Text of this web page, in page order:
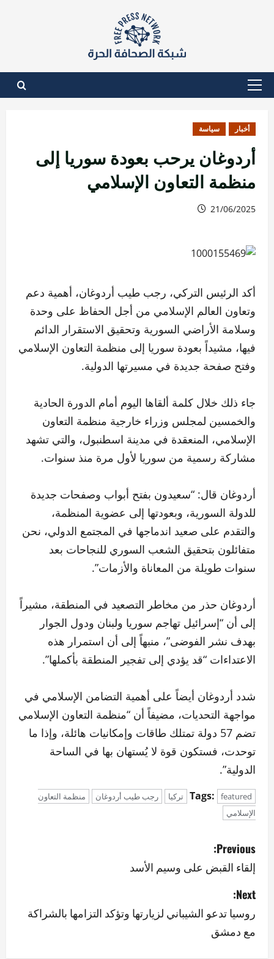
القائمة
أخبار سياسة
أردوغان يرحب بعودة سوريا إلى
منظمة التعاون الإسلامي
21/06/2025
أكد الرئيس التركي، رجب طيب أردوغان، أهمية دعم
وتعاون العالم الإسلامي من أجل الحفاظ على وحدة
وسلامة الأراضي السورية وتحقيق الاستقرار الدائم
فيها، مشيداً بعودة سوريا إلى منظمة التعاون الإسلامي
وفتح صفحة جديدة في مسيرتها الدولية.
جاء ذلك خلال كلمة ألقاها اليوم أمام الدورة الحادية
والخمسين لمجلس وزراء خارجية منظمة التعاون
الإسلامي، المنعقدة في مدينة اسطنبول، والتي تشهد
مشاركة رسمية من سوريا لأول مرة منذ سنوات.
أردوغان قال: “سعيدون بفتح أبواب وصفحات جديدة
للدولة السورية، وبعودتها إلى عضوية المنظمة،
والتقدم على صعيد اندماجها في المجتمع الدولي، نحن
متفائلون بتحقيق الشعب السوري للنجاحات بعد
سنوات طويلة من المعاناة والأزمات”.
أردوغان حذر من مخاطر التصعيد في المنطقة، مشيراً
إلى أن “إسرائيل تهاجم سوريا ولبنان ودول الجوار
بهدف نشر الفوضى”، منبهاً إلى أن استمرار هذه
الاعتداءات “قد يؤدي إلى تفجير المنطقة بأكملها”.
شدد أردوغان أيضاً على أهمية التضامن الإسلامي في
مواجهة التحديات، مضيفاً أن “منظمة التعاون الإسلامي
تضم 57 دولة تمتلك طاقات وإمكانيات هائلة، وإذا ما
توحدت، فستكون قوة لا يُستهان بها في الساحة
الدولية”.
Tags: featured تركيا رجب طيب أردوغان
منظمة التعاون
الإسلامي
P
o
s
t
n
Previous:
إلقاء القبض على وسيم الأسد
Next:
روسيا تدعو الشيباني لزيارتها وتؤكد التزامها بالشراكة
مع دمشق